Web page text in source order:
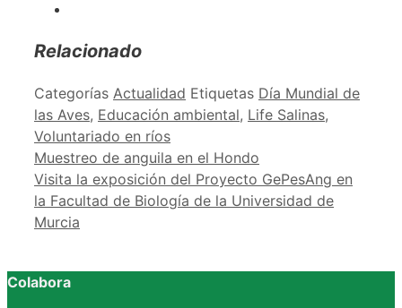
Relacionado
Categorías Actualidad Etiquetas Día Mundial de
las Aves, Educación ambiental, Life Salinas,
Voluntariado en ríos
Muestreo de anguila en el Hondo
Visita la exposición del Proyecto GePesAng en
la Facultad de Biología de la Universidad de
Murcia
Colabora